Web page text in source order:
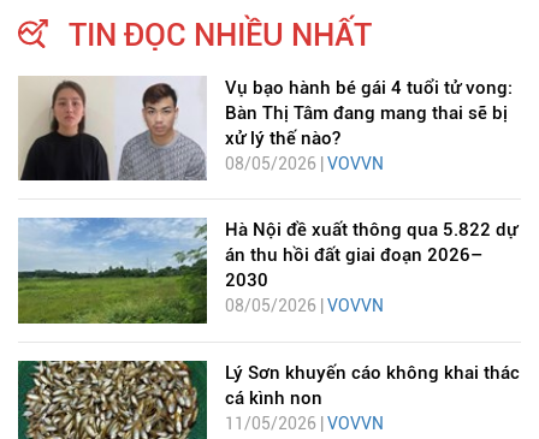
TIN ĐỌC NHIỀU NHẤT
Vụ bạo hành bé gái 4 tuổi tử vong:
Bàn Thị Tâm đang mang thai sẽ bị
xử lý thế nào?
08/05/2026 | VOVVN
Hà Nội đề xuất thông qua 5.822 dự
án thu hồi đất giai đoạn 2026–
2030
08/05/2026 | VOVVN
Lý Sơn khuyến cáo không khai thác
cá kình non
11/05/2026 | VOVVN